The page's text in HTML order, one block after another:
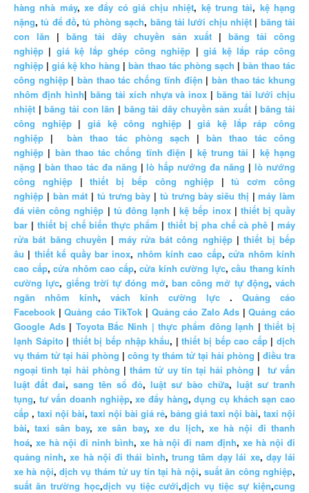
hàng nhà máy, xe đẩy có giá chịu nhiệt, kệ trung tải, kệ hạng
nặng,tủ để đồ,tủ phòng sạch, băng tải lưới chịu nhiệt| băng tải
con lăn | băng tải dây chuyền sản xuất | băng tải công
nghiệp | giá kệ lắp ghép công nghiệp |giá kệ lắp ráp công
nghiệp |giá kệ kho hàng |bàn thao tác phòng sạch | bàn thao tác
công nghiệp|bàn thao tác chống tĩnh điện | bàn thao tác khung
nhôm định hình| băng tải xích nhựa và inox |băng tải lưới chịu
nhiệt |băng tải con lăn | băng tải dây chuyền sản xuất |băng tải
công nghiệp|giá kệ công nghiệp |giá kệ lắp ráp công
nghiệp |bàn thao tác phòng sạch | bàn thao tác công
nghiệp | bàn thao tác chống tĩnh điện | kệ trung tải | kệ hạng
nặng | bàn thao tác đa năng |lò hấp nướng đa năng |lò nướng
công nghiệp|thiết bị bếp công nghiệp|tủ cơm công
nghiệp | bàn mát | tủ trưng bày | tủ trưng bày siêu thị |máy làm
đá viên công nghiệp | tủ đông lạnh |kệ bếp inox| thiết bị quầy
bar | thiết bị chế biến thực phẩm | thiết bị pha chế cà phê | máy
rửa bát băng chuyền | máy rửa bát công nghiệp|thiết bị bếp
âu | thiết kế quầy bar inox, nhôm kính cao cấp,cửa nhôm kính
cao cấp, cửa nhôm cao cấp, cửa kính cường lực, cầu thang kính
cường lực, giếng trời tự đóng mở, ban công mở tự động, vách
ngăn nhôm kính, vách kính cường lực . Quảng cáo
Facebook |Quảng cáo TikTok | Quảng cáo Zalo Ads |Quảng cáo
Google Ads| Toyota Bắc Ninh | thực phẩm đông lạnh |thiết bị
lạnh Sápito | thiết bị bếp nhập khẩu, |thiết bị bếp cao cấp|dịch
vụ thám tử tại hải phòng | công ty thám tử tại hải phòng | điều tra
ngoại tình tại hải phòng |thám tử uy tín tại hải phòng | tư vấn
luật đất đai, sang tên sổ đỏ, luật sư bào chữa, luật sư tranh
tụng, tư vấn doanh nghiệp,xe đẩy hàng,dụng cụ khách sạn cao
cấp , taxi nội bài, taxi nội bài giá rẻ, bảng giá taxi nội bài, taxi nội
bài,taxi sân bay,xe sân bay,xe du lịch, xe hà nội đi thanh
hoá, xe hà nội đi ninh bình, xe hà nội đi nam định,xe hà nội đi
quảng ninh,xe hà nội đi thái bình, trung tâm dạy lái xe, dạy lái
xe hà nội,dịch vụ thám tử uy tín tại hà nội,suất ăn công nghiệp,
suất ăn trường học,dịch vụ tiệc cưới,dịch vụ tiệc sự kiện,cung